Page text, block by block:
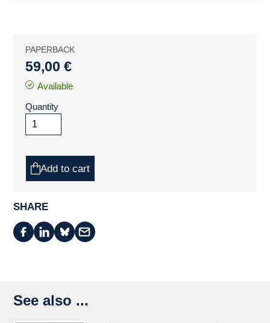
PAPERBACK
59,00 €
Available
Quantity
Add to cart
SHARE
See also ...